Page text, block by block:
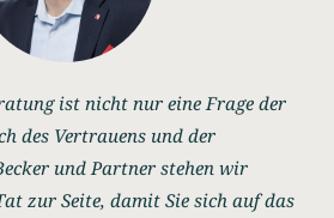
ist nicht nur eine Frage der
des Vertrauens und der
und Partner stehen wir
zur Seite, damit Sie sich auf das